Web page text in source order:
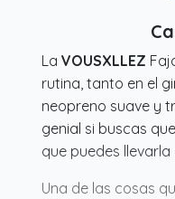
La VOUSXLLEZ
rutina, tanto en el
neopreno suave y
genial si buscas
que puedes
Una de las cosas